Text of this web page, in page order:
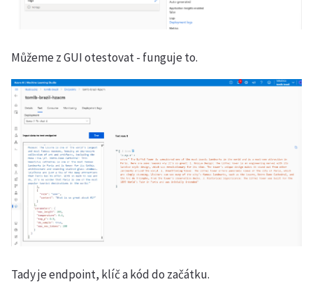
Můžeme z GUI otestovat - funguje to.
Tady je endpoint, klíč a kód do začátku.